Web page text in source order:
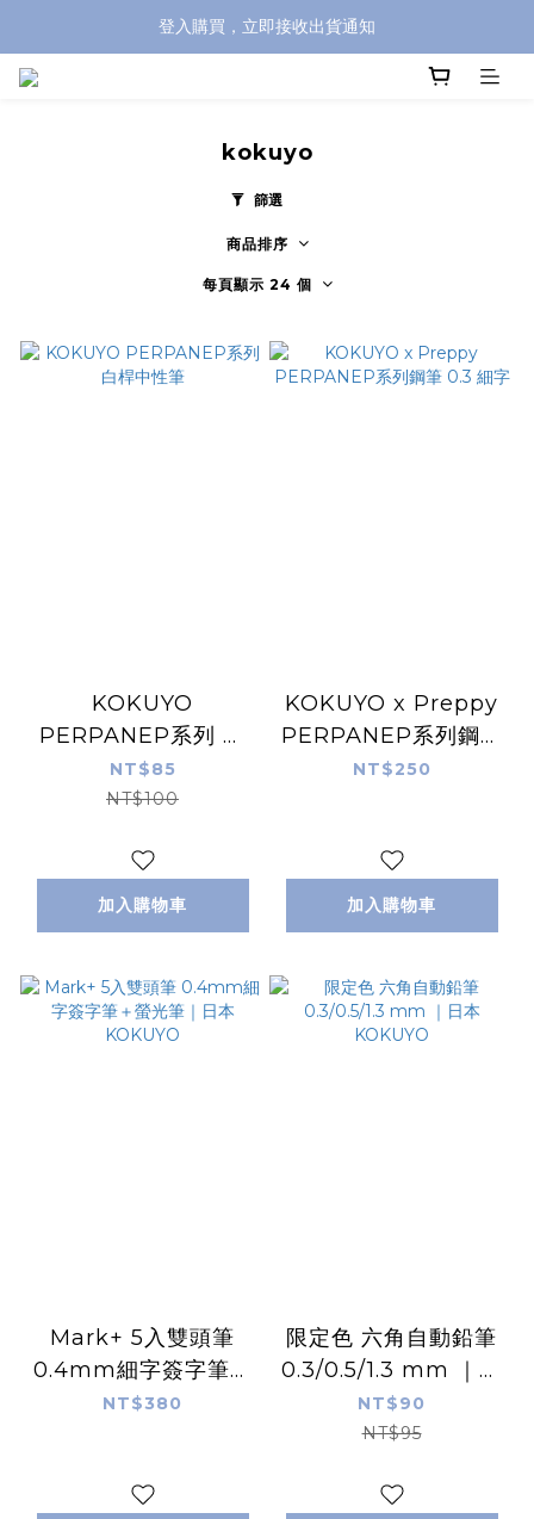
全館滿兩千免運！
登入購買，立即接收出貨通知
kokuyo
篩選
商品排序
每頁顯示 24 個
KOKUYO
PERPANEP系列 白
桿中性筆
NT$85
NT$100
加入購物車
KOKUYO x Preppy
PERPANEP系列鋼筆
0.3 細字
NT$250
加入購物車
Mark+ 5入雙頭筆
0.4mm細字簽字筆＋
螢光筆｜日本
NT$380
限定色 六角自動鉛筆
0.3/0.5/1.3 mm ｜日
本KOKUYO
NT$90
NT$95